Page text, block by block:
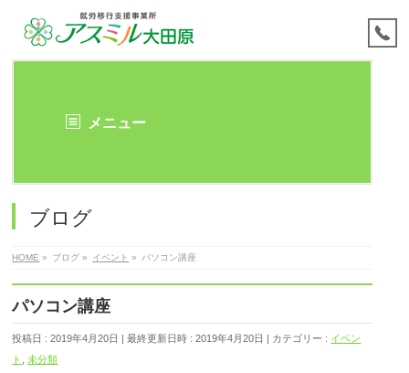
メニュー
ブログ
HOME » ブログ » イベント » パソコン講座
パソコン講座
投稿日 : 2019年4月20日 最終更新日時 : 2019年4月20日 カテゴリー : イベン
ト
,未分類